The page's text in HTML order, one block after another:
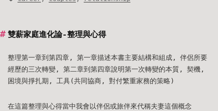
雙薪家庭進化論-整理與心得
整理第一章到第四章, 第一章描述本書主要結構和組成, 伴侶所要
經歷的三次轉變, 第二章到第四章說明第一次轉變的本質, 契機,
困境與掙扎期, 工具(共同協商, 對付繁重家務的策略)
在這篇整理與心得當中我會以伴侶或旅伴來代稱夫妻這個概念